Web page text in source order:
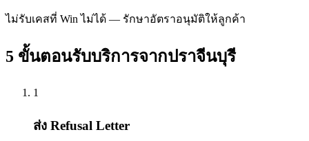
ไม่รับเคสที่ Win ไม่ได้ — รักษาอัตราอนุมัติให้ลูกค้า
5 ขั้นตอนรับบริการจากปราจีนบุรี
1
ส่ง Refusal Letter